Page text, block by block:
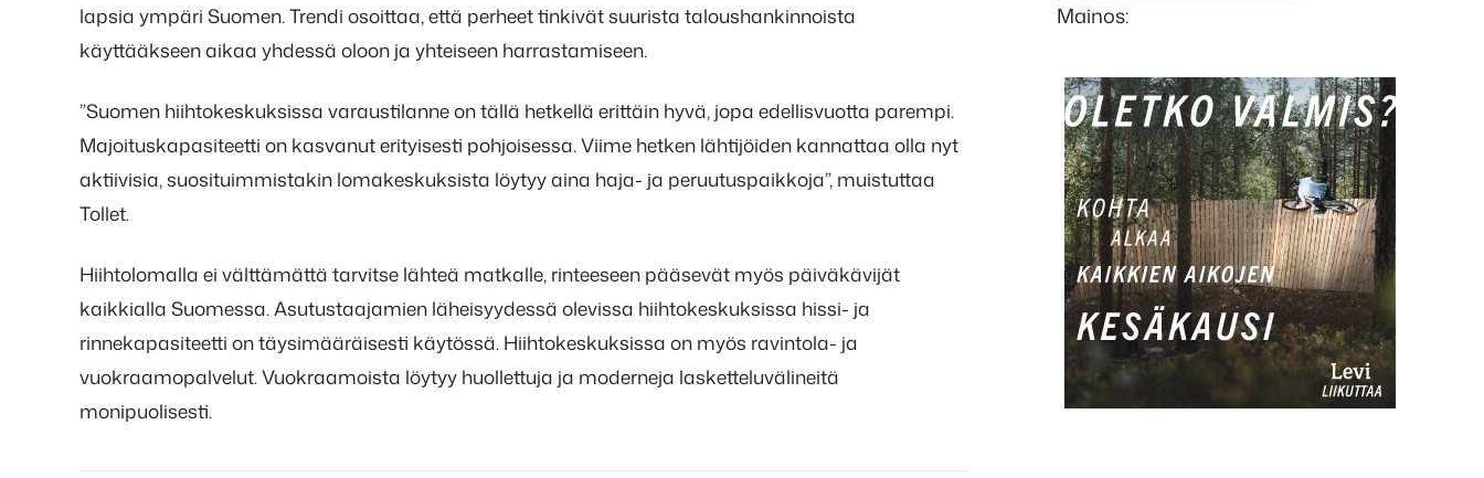
lapsia ympäri Suomen. Trendi osoittaa, että perheet tinkivät suurista taloushankinnoista
käyttääkseen aikaa yhdessä oloon ja yhteiseen harrastamiseen.
”Suomen hiihtokeskuksissa varaustilanne on tällä hetkellä erittäin hyvä, jopa edellisvuotta parempi.
Majoituskapasiteetti on kasvanut erityisesti pohjoisessa. Viime hetken lähtijöiden kannattaa olla nyt
aktiivisia, suosituimmistakin lomakeskuksista löytyy aina haja- ja peruutuspaikkoja”, muistuttaa
Tollet.
Hiihtolomalla ei välttämättä tarvitse lähteä matkalle, rinteeseen pääsevät myös päiväkävijät
kaikkialla Suomessa. Asutustaajamien läheisyydessä olevissa hiihtokeskuksissa hissi- ja
rinnekapasiteetti on täysimääräisesti käytössä. Hiihtokeskuksissa on myös ravintola- ja
vuokraamopalvelut. Vuokraamoista löytyy huollettuja ja moderneja lasketteluvälineitä
monipuolisesti.
Mainos: